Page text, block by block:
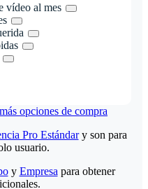
vídeo al mes
opciones de compra
Pro Estándary son para
usuario.
y Empresa para obtener